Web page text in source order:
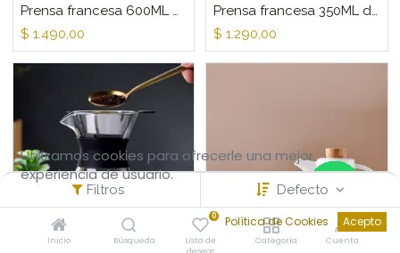
Filtros Defecto
Inicio Búsqueda
0
Lista de
Categoría Cuenta
$ 1.490,00
$ 1.290,00
Utilizamos cookies para ofrecerle una mejor
experiencia de usuario.
Política de Cookies Acepto